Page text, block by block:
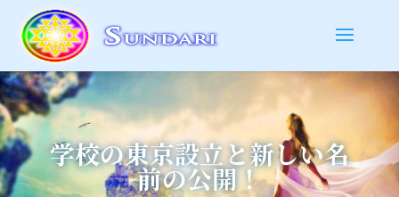
学校の東京設立と新しい名
前の公開！